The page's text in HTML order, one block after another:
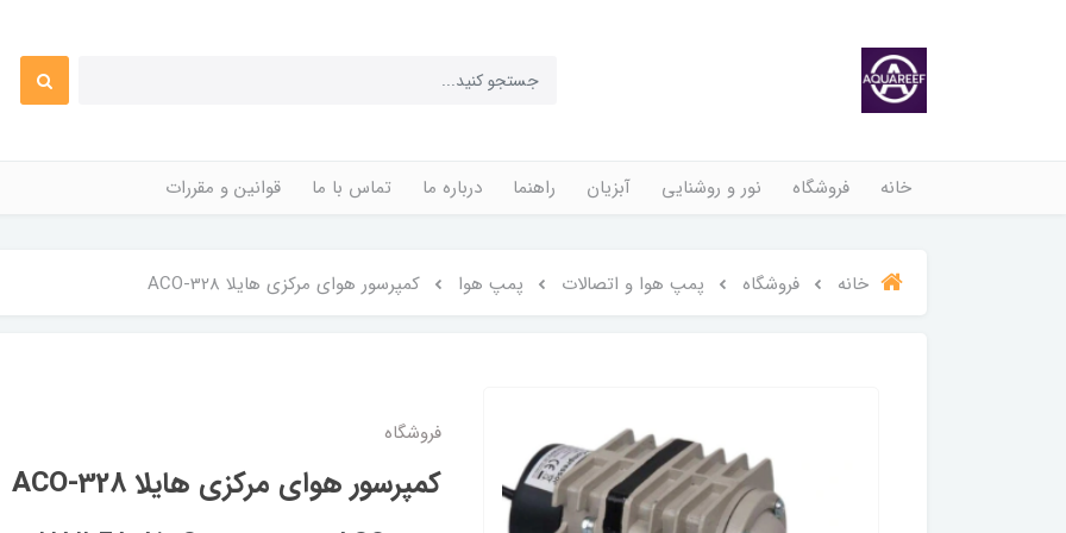
خانه فروشگاه نور و روشنایی آبزیان راهنما درباره ما تماس با ما قوانین و مقررات
خانه فروشگاه پمپ هوا و اتصالات پمپ هوا کمپرسور هوای مرکزی هایلا ACO-328
فروشگاه
کمپرسور هوای مرکزی هایلا ACO-328